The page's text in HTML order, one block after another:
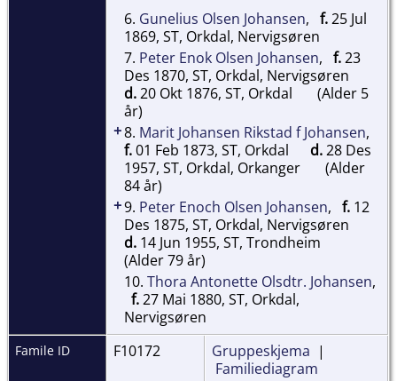
6. Gunelius Olsen Johansen, f.25 Jul
1869, ST, Orkdal, Nervigsøren
7. Peter Enok Olsen Johansen, f.23
Des 1870, ST, Orkdal, Nervigsøren
d.20 Okt 1876, ST, Orkdal
(Alder 5
år)
+8. Marit Johansen Rikstad f Johansen,
f.01 Feb 1873, ST, Orkdal d.28 Des
1957, ST, Orkdal, Orkanger
(Alder
84 år)
+9. Peter Enoch Olsen Johansen, f. 12
Des 1875, ST, Orkdal, Nervigsøren
d. 14 Jun 1955, ST, Trondheim
(Alder 79 år)
10. Thora Antonette Olsdtr. Johansen,
f.27 Mai 1880, ST, Orkdal,
Nervigsøren
Famile ID F10172 Gruppeskjema |
Familiediagram